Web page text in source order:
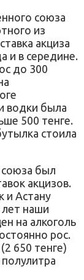
союза
из
акциза
и в середине.
до 300
водки была
500 тенге.
стоила
был
акцизов.
и Астану
наши
на алкоголь
рос.
650 тенге)